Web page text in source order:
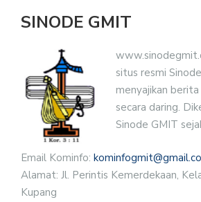
SINODE GMIT
situs resmi
menyajikan
secara daring.
Sinode GMIT
Email Kominfo:
Alamat: Jl. Perintis Kemerdekaan,
Kupang